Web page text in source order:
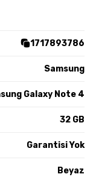
1717893786
Samsung
Galaxy Note 4
32 GB
Garantisi Yok
Beyaz